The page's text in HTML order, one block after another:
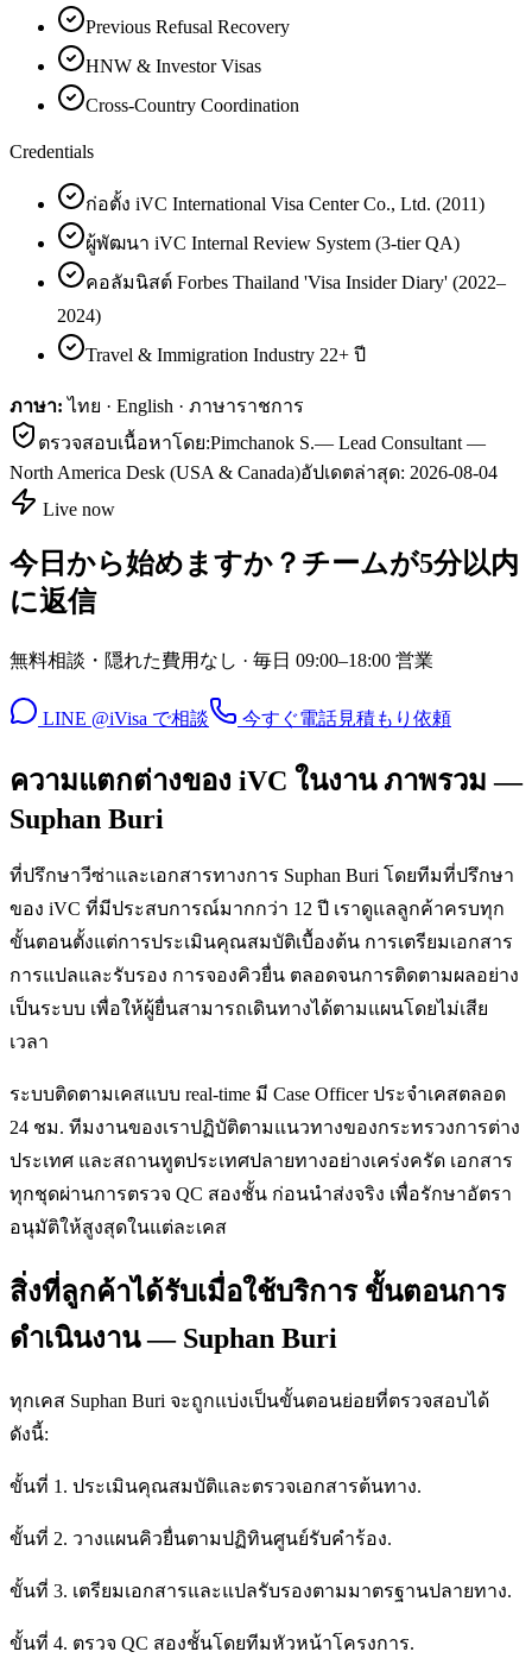
Previous Refusal Recovery
HNW & Investor Visas
Cross-Country Coordination
Credentials
ก่อตั้ง iVC International Visa Center Co., Ltd. (2011)
ผู้พัฒนา iVC Internal Review System (3-tier QA)
คอลัมนิสต์ Forbes Thailand 'Visa Insider Diary' (2022–
2024)
Travel & Immigration Industry 22+ ปี
ภาษา: ไทย · English · ภาษาราชการ
ตรวจสอบเนื้อหาโดย:Pimchanok S.— Lead Consultant —
North America Desk (USA & Canada)อัปเดตล่าสุด: 2026-08-04
Live now
今日から始めますか？チームが5分以内
に返信
無料相談・隠れた費用なし · 毎日 09:00–18:00 営業
LINE @iVisa で相談 今すぐ電話見積もり依頼
ความแตกต่างของ iVC ในงาน ภาพรวม —
Suphan Buri
ที่ปรึกษาวีซ่าและเอกสารทางการ Suphan Buri โดยทีมที่ปรึกษา
ของ iVC ที่มีประสบการณ์มากกว่า 12 ปี เราดูแลลูกค้าครบทุก
ขั้นตอนตั้งแต่การประเมินคุณสมบัติเบื้องต้น การเตรียมเอกสาร
การแปลและรับรอง การจองคิวยื่น ตลอดจนการติดตามผลอย่าง
เป็นระบบ เพื่อให้ผู้ยื่นสามารถเดินทางได้ตามแผนโดยไม่เสีย
เวลา
ระบบติดตามเคสแบบ real-time มี Case Officer ประจำเคสตลอด
24 ชม. ทีมงานของเราปฏิบัติตามแนวทางของกระทรวงการต่าง
ประเทศ และสถานทูตประเทศปลายทางอย่างเคร่งครัด เอกสาร
ทุกชุดผ่านการตรวจ QC สองชั้น ก่อนนำส่งจริง เพื่อรักษาอัตรา
อนุมัติให้สูงสุดในแต่ละเคส
สิ่งที่ลูกค้าได้รับเมื่อใช้บริการ ขั้นตอนการ
ดำเนินงาน — Suphan Buri
ทุกเคส Suphan Buri จะถูกแบ่งเป็นขั้นตอนย่อยที่ตรวจสอบได้
ดังนี้:
ขั้นที่ 1. ประเมินคุณสมบัติและตรวจเอกสารต้นทาง.
ขั้นที่ 2. วางแผนคิวยื่นตามปฏิทินศูนย์รับคำร้อง.
ขั้นที่ 3. เตรียมเอกสารและแปลรับรองตามมาตรฐานปลายทาง.
ขั้นที่ 4. ตรวจ QC สองชั้นโดยทีมหัวหน้าโครงการ.